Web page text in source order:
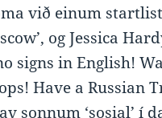
við einum
og Jessica
signs in English!
Have a Russian
sonnum ‘sosial’ í